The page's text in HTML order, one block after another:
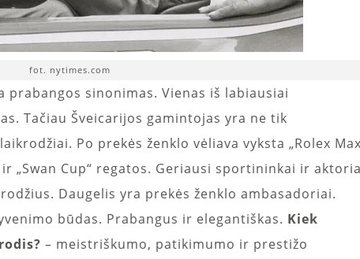
fot. nytimes.com
sinonimas. Vienas iš labiausiai
Tačiau Šveicarijos gamintojas yra ne tik
Po prekės ženklo vėliava vyksta „Rolex
ir „Swan Cup“ regatos. Geriausi sportininkai ir
Daugelis yra prekės ženklo ambasadoriai.
būdas. Prabangus ir elegantiškas. Kiek
– meistriškumo, patikimumo ir prestižo